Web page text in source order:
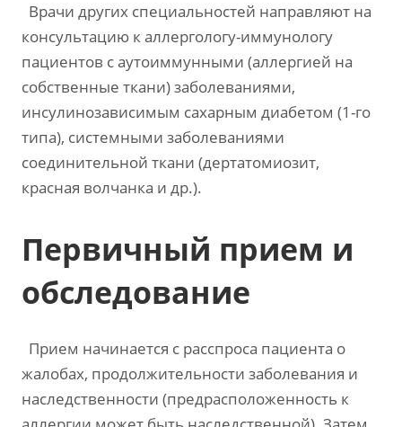
Врачи других специальностей направляют на
консультацию к аллергологу-иммунологу
пациентов с аутоиммунными (аллергией на
собственные ткани) заболеваниями,
инсулинозависимым сахарным диабетом (1-го
типа), системными заболеваниями
соединительной ткани (дертатомиозит,
красная волчанка и др.).
Первичный прием и
обследование
Прием начинается с расспроса пациента о
жалобах, продолжительности заболевания и
наследственности (предрасположенность к